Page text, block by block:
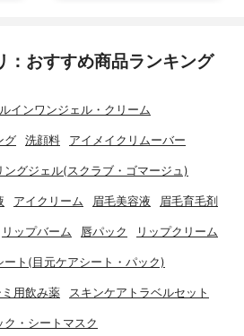
：おすすめ商品ランキング
インワンジェル・クリーム
グ 洗顔料 アイメイクリムーバー
ングジェル(スクラブ・ゴマージュ)
アイクリーム 眉毛美容液 眉毛育毛剤
リップバーム 唇パック リップクリーム
ート(目元ケアシート・パック)
ミ用飲み薬 スキンケアトラベルセット
ク・シートマスク